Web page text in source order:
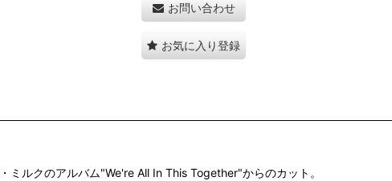
お問い合わせ
お気に入り登録
ミルクのアルバム"We're All In This Together"からのカット。